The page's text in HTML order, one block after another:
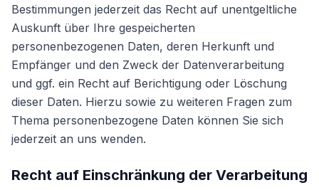
Bestimmungen jederzeit das Recht auf unentgeltliche
Auskunft über Ihre gespeicherten
personenbezogenen Daten, deren Herkunft und
Empfänger und den Zweck der Datenverarbeitung
und ggf. ein Recht auf Berichtigung oder Löschung
dieser Daten. Hierzu sowie zu weiteren Fragen zum
Thema personenbezogene Daten können Sie sich
jederzeit an uns wenden.
Recht auf Einschränkung der Verarbeitung